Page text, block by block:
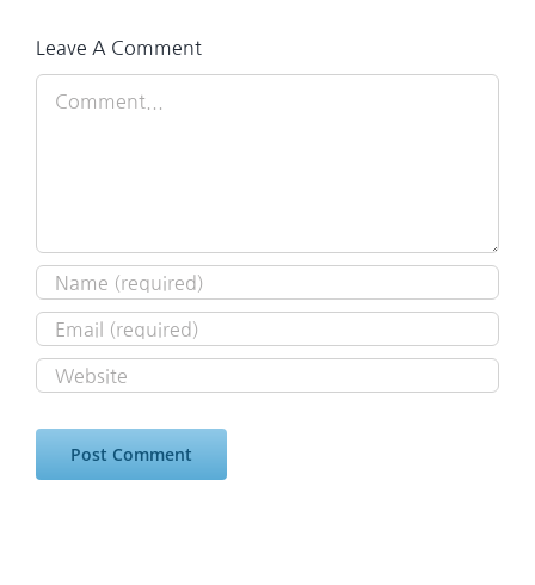
Leave A Comment